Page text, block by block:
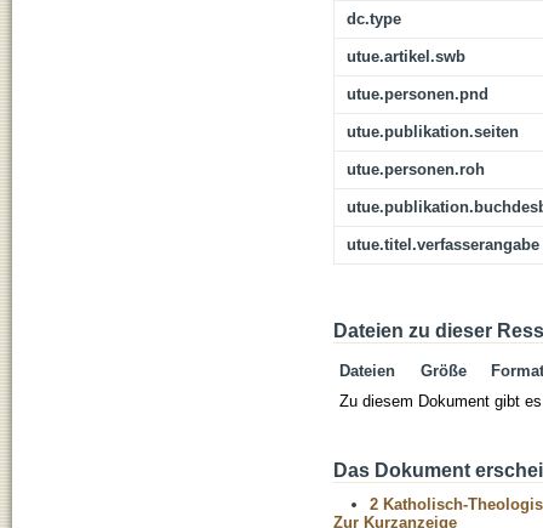
dc.type
utue.artikel.swb
utue.personen.pnd
utue.publikation.seiten
utue.personen.roh
utue.titel.verfasserangabe
Dateien zu dieser
Dateien Größe
Format
Zu diesem Dokument gibt
Das Dokument
2 Katholisch-
Zur Kurzanzeige